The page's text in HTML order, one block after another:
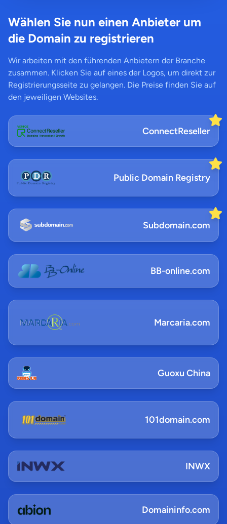
Wählen Sie nun einen Anbieter um
die Domain zu registrieren
Wir arbeiten mit den führenden Anbietern der Branche
zusammen. Klicken Sie auf eines der Logos, um direkt zur
Registrierungsseite zu gelangen. Die Preise finden Sie auf
den jeweiligen Websites.
ConnectReseller
Public Domain Registry
Subdomain.com
BB-online.com
Marcaria.com
Guoxu China
101domain.com
INWX
Domaininfo.com